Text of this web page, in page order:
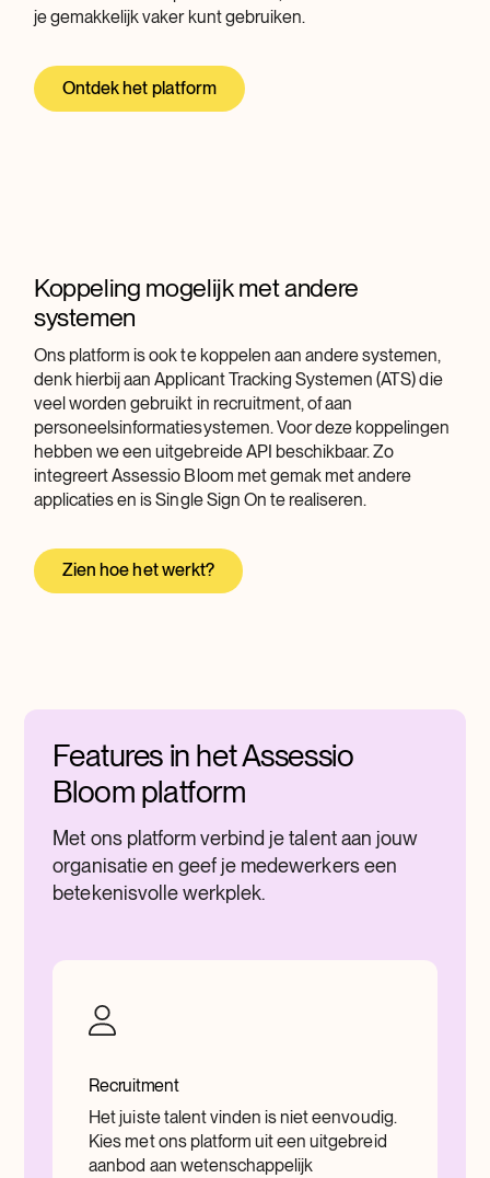
je gemakkelijk vaker kunt gebruiken.
Ontdek het platform
Koppeling mogelijk met andere
systemen
Ons platform is ook te koppelen aan andere systemen,
denk hierbij aan Applicant Tracking Systemen (ATS) die
veel worden gebruikt in recruitment, of aan
personeelsinformatiesystemen. Voor deze koppelingen
hebben we een uitgebreide API beschikbaar. Zo
integreert Assessio Bloom met gemak met andere
applicaties en is Single Sign On te realiseren.
Zien hoe het werkt?
Features in het Assessio
Bloom platform
Met ons platform verbind je talent aan jouw
organisatie en geef je medewerkers een
betekenisvolle werkplek.
Recruitment
Het juiste talent vinden is niet eenvoudig.
Kies met ons platform uit een uitgebreid
aanbod aan wetenschappelijk